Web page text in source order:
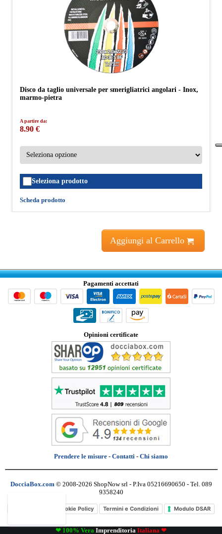
Disco da taglio universale per smerigliatrici angolari - Inox,
marmo-pietra
A partire da:
8.90 €
Seleziona prodotto
Scheda prodotto
Aggiungi al Carrello
Pagamenti accettati
Opinioni certificate
Prendere le misure - Contatti - Chi siamo
DocciaBox.com © 2008-2026 ShopNow srl - P.Iva 05216690650 - Tel. 089
9358240
Cookie Policy Termini e Condizioni Modulo DSAR
❤ 100% Vera Imprenditoria Italiana ❤